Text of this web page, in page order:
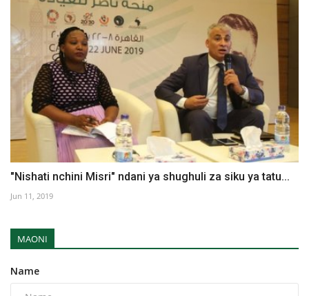
"Nishati nchini Misri" ndani ya shughuli za siku ya tatu...
Jun 11, 2019
MAONI
Name